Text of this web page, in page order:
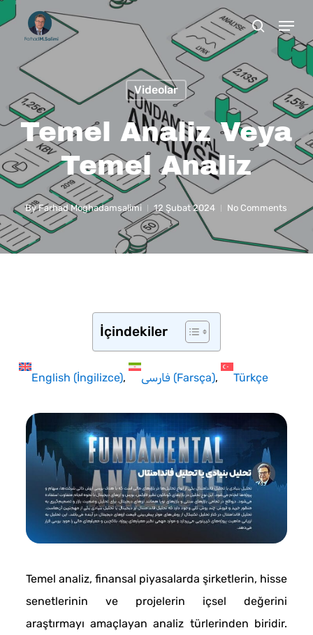
content
Videolar
Temel Analiz Veya
Temel Analiz
By Farhad Moghadamsalimi 12 Şubat 2024 No Comments
İçindekiler
English (İngilizce) فارسی (Farsça) Türkçe
Temel analiz, finansal piyasalarda şirketlerin, hisse
senetlerinin ve projelerin içsel değerini
araştırmayı amaçlayan analiz türlerinden biridir.